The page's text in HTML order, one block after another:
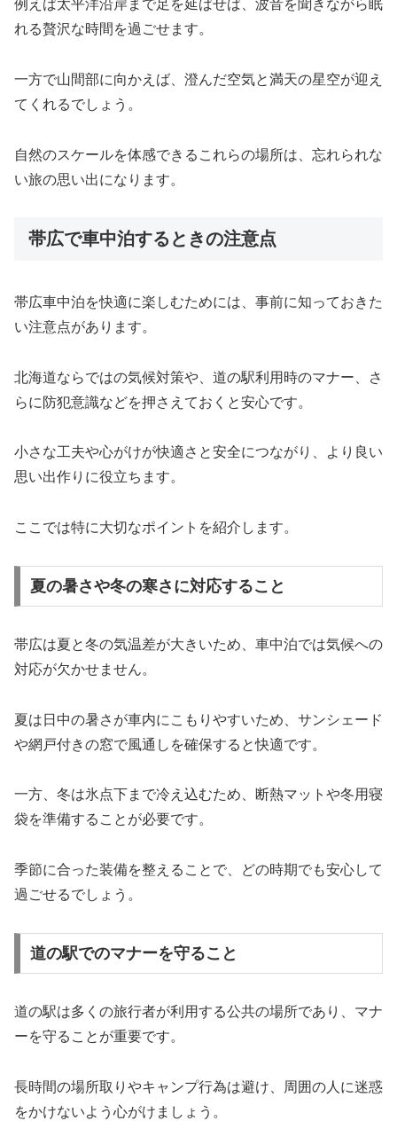
例えば太平洋沿岸まで足を延ばせば、波音を聞きながら眠
れる贅沢な時間を過ごせます。
一方で山間部に向かえば、澄んだ空気と満天の星空が迎え
てくれるでしょう。
自然のスケールを体感できるこれらの場所は、忘れられな
い旅の思い出になります。
帯広で車中泊するときの注意点
帯広車中泊を快適に楽しむためには、事前に知っておきた
い注意点があります。
北海道ならではの気候対策や、道の駅利用時のマナー、さ
らに防犯意識などを押さえておくと安心です。
小さな工夫や心がけが快適さと安全につながり、より良い
思い出作りに役立ちます。
ここでは特に大切なポイントを紹介します。
夏の暑さや冬の寒さに対応すること
帯広は夏と冬の気温差が大きいため、車中泊では気候への
対応が欠かせません。
夏は日中の暑さが車内にこもりやすいため、サンシェード
や網戸付きの窓で風通しを確保すると快適です。
一方、冬は氷点下まで冷え込むため、断熱マットや冬用寝
袋を準備することが必要です。
季節に合った装備を整えることで、どの時期でも安心して
過ごせるでしょう。
道の駅でのマナーを守ること
道の駅は多くの旅行者が利用する公共の場所であり、マナ
ーを守ることが重要です。
長時間の場所取りやキャンプ行為は避け、周囲の人に迷惑
をかけないよう心がけましょう。